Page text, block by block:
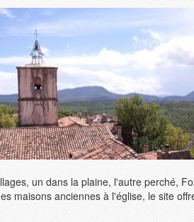
un dans la plaine, l'autre perché,
maisons anciennes à l'église, le site